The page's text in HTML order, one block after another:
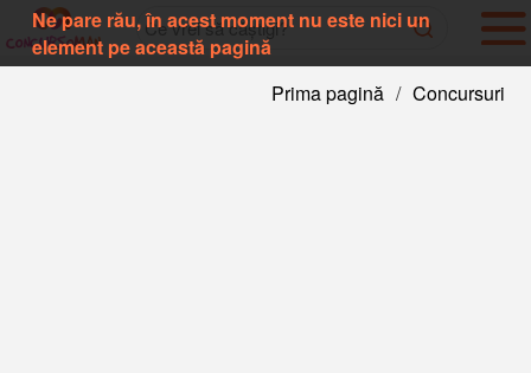
Prima pagină / Concursuri
Ne pare rău, în acest moment nu este nici un
element pe această pagină